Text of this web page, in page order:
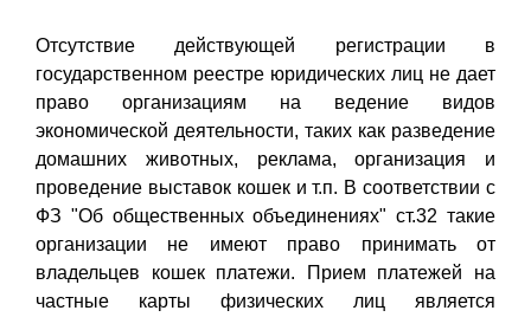
Отсутствие действующей регистрации в
государственном реестре юридических лиц не дает
право организациям на ведение видов
экономической деятельности, таких как разведение
домашних животных, реклама, организация и
проведение выставок кошек и т.п. В соответствии с
ФЗ "Об общественных объединениях" ст.32 такие
организации не имеют право принимать от
владельцев кошек платежи. Прием платежей на
частные карты физических лиц является